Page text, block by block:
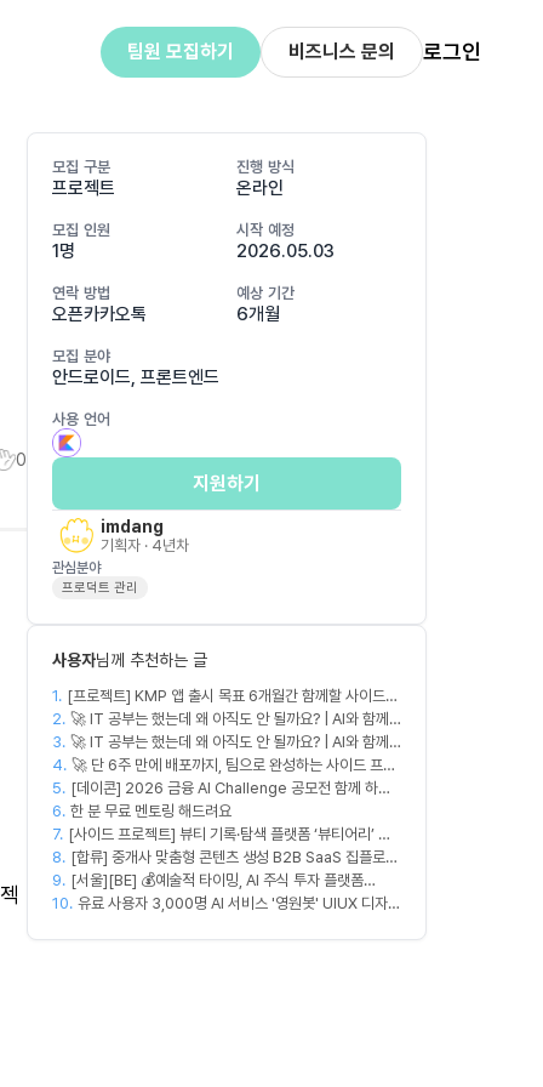
팀원 모집하기 비즈니스 문의 로그인
0
모집 구분
프로젝트
진행 방식
온라인
모집 인원
1명
시작 예정
2026.05.03
연락 방법
오픈카카오톡
예상 기간
6개월
모집 분야
안드로이드, 프론트엔드
사용 언어
지원하기
imdang
기획자 · 4년차
관심분야
프로덕트 관리
사용자님께 추천하는 글
1. [프로젝트] KMP 앱 출시 목표 6개월간 함께할 사이드
프로젝트 팀원 모집
2. 🚀 IT 공부는 했는데 왜 아직도 안 될까요? | AI와 함께
실무 중심 IT 모임 🤖
3. 🚀 IT 공부는 했는데 왜 아직도 안 될까요? | AI와 함께
실무 중심 IT 모임 🤖
4. 🚀 단 6주 만에 배포까지, 팀으로 완성하는 사이드 프로
젝트 [스위프 웹 15기] 🚀
5. [데이콘] 2026 금융 AI Challenge 공모전 함께 하실
프론트엔드, 백엔드, 디자이너 구합니다!
6. 한 분 무료 멘토링 해드려요
7. [사이드 프로젝트] 뷰티 기록·탐색 플랫폼 ‘뷰티어리’ 디
자이너·프론트엔드·백엔드 팀원을 모집합니다
8. [합류] 중개사 맞춤형 콘텐츠 생성 B2B SaaS 집플로우
과 함께 하실 멤버를 모집합니다!
9. [서울][BE] 💰예술적 타이밍, AI 주식 투자 플랫폼
(Spring)
10. 유료 사용자 3,000명 AI 서비스 '영원봇' UIUX 디자인